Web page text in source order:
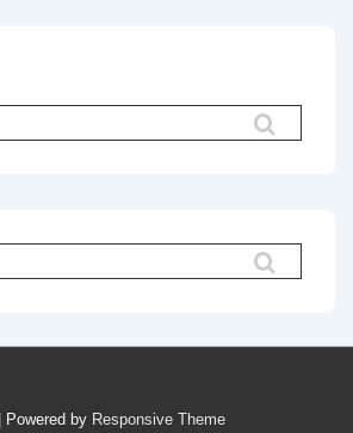
by Responsive Theme